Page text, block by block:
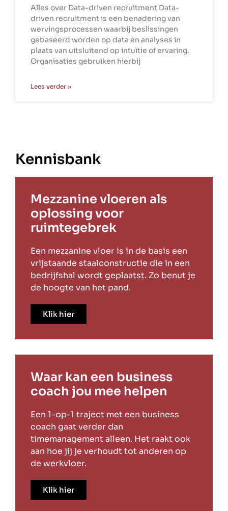
Alles over Data-driven recruitment Data-
driven recruitment is een benadering van
wervingsprocessen waarbij beslissingen
gebaseerd worden op data en analyses in
plaats van uitsluitend op intuïtie of ervaring.
Organisaties gebruiken hierbij
Lees verder »
Kennisbank
Mezzanine vloeren als
oplossing voor
ruimtegebrek
Een mezzanine vloer is in de basis een
vrijstaande staalconstructie die in een
bedrijfshal wordt geplaatst. Zo benut je
de hoogte van het pand.
Klik hier
Waar kan een business
coach jou mee helpen
Een 1-op-1 traject met een business
coach gaat verder dan
timemanagement alleen. Het raakt ook
aan hoe jij je verhoudt tot anderen op
de werkvloer.
Klik hier